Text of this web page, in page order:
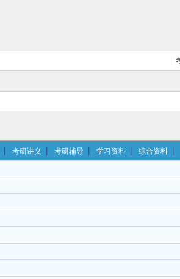
考研讲义 考研辅导 学习资料 综合资料